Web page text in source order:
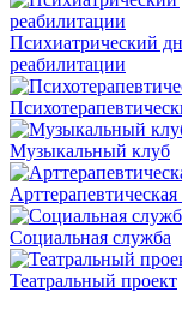
Психиатрический
реабилитации
Музыкальный клуб
Арттерапевтическая
Социальная служба
Театральный проект